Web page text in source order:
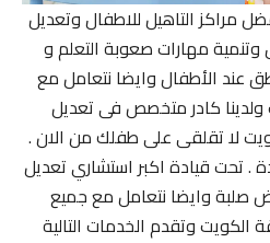
مراكز التاهيل للاطفال وتعديل
مهارات صعوبة التعلم و
عند الأطفال وايضا نتعامل مع
كادر متخصص فى تعديل
لا تقلقى على طفلك من الان .
. تحت قيادة اكبر استشاري تعديل
صلبة وايضا نتعامل مع جميع
الكويت وتقدم الخدمات التالية